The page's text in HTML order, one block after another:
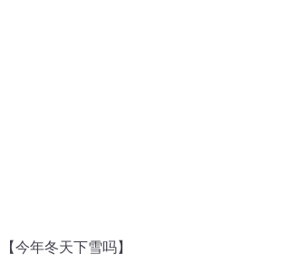
【今年冬天下雪吗】